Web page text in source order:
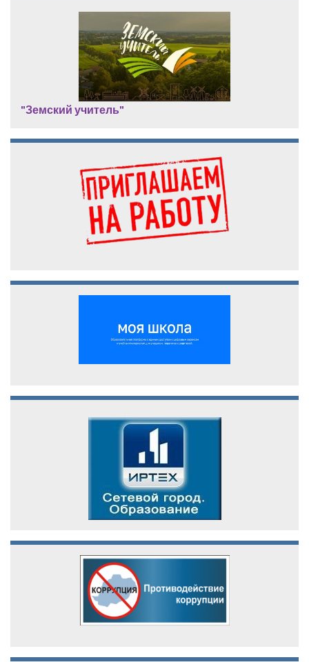
"Земский учитель"